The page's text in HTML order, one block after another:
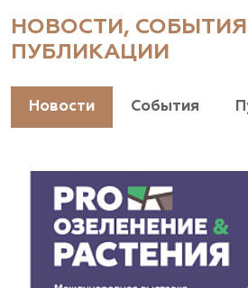
НОВОСТИ, СОБЫТИЯ
ПУБЛИКАЦИИ
Новости События